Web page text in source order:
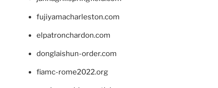
fujiyamacharleston.com
elpatronchardon.com
donglaishun-order.com
fiamc-rome2022.org